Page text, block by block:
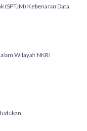
(SPTJM) Kebenaran Data
Wilayah NKRI